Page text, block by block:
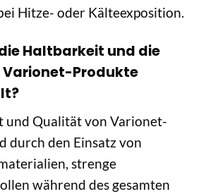
Hitze- oder Kälteexposition.
Haltbarkeit und die
Produkte
und Qualität von Varionet-
durch den Einsatz von
strenge
während des gesamten